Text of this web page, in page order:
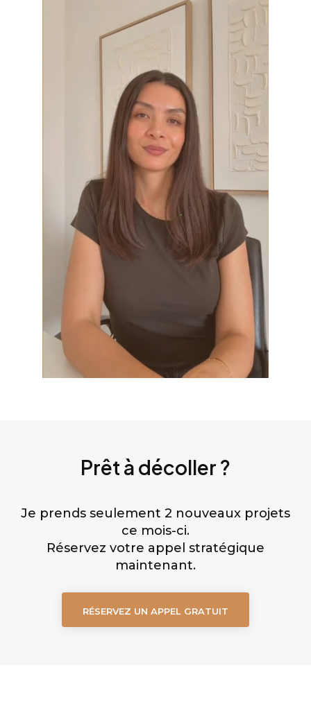
Prêt à décoller ?
Je prends seulement 2 nouveaux projets
ce mois-ci.
Réservez votre appel stratégique
maintenant.
RÉSERVEZ UN APPEL GRATUIT